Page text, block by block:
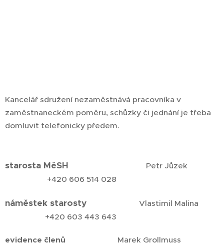
Kancelář sdružení nezaměstnává pracovníka v
zaměstnaneckém poměru, schůzky či jednání je třeba
domluvit telefonicky předem.
starosta MěSH
Petr Jůzek
+420 606 514 028
náměstek starosty Vlastimil Malina
+420 603 443 643
evidence členů Marek Grollmuss